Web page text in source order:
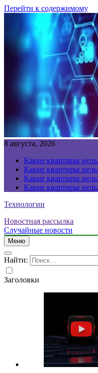
Перейти к содержимому
8 августа, 2026
Какие квартиры
Какие квартиры
Какие квартиры
Какие квартиры
Технологии
Новостная рассылка
Случайные новости
Меню
Найти:
Заголовки